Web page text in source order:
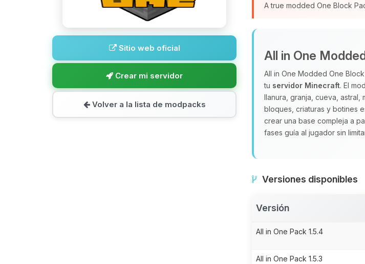
Sitio web oficial
Crear mi servidor
Volver a la lista de modpacks
A true modded One Block
All in One
All in One Modded One
tu servidor Minecraft. El
llanura, granja, cueva, astral,
bloques, criaturas y botines
crear una base compleja a
fases guía al jugador sin
Versiones disponibles
Versión
All in One Pack 1.5.4
All in One Pack 1.5.3